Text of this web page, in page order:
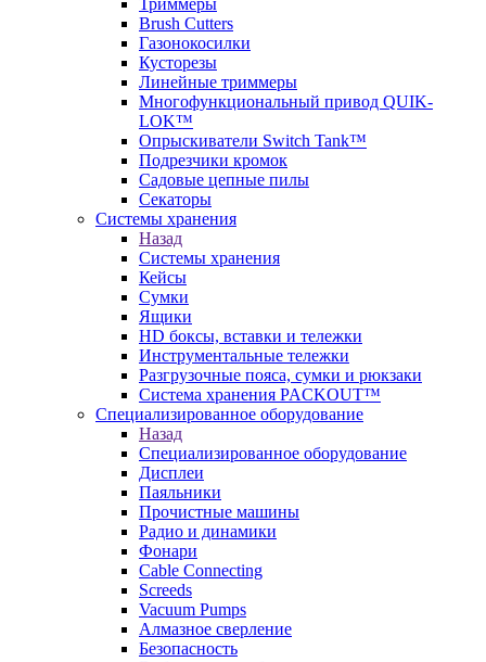
Триммеры
Brush Cutters
Газонокосилки
Кусторезы
Линейные триммеры
Многофункциональный привод QUIK-
LOK™
Опрыскиватели Switch Tank™
Подрезчики кромок
Садовые цепные пилы
Секаторы
Системы хранения
Назад
Системы хранения
Кейсы
Сумки
Ящики
HD боксы, вставки и тележки
Инструментальные тележки
Разгрузочные пояса, сумки и рюкзаки
Система хранения PACKOUT™
Специализированное оборудование
Назад
Специализированное оборудование
Дисплеи
Паяльники
Прочистные машины
Радио и динамики
Фонари
Cable Connecting
Screeds
Vacuum Pumps
Алмазное сверление
Безопасность